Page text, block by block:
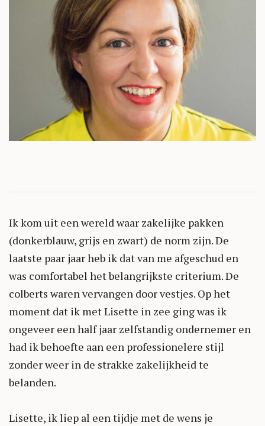
Ik kom uit een wereld waar zakelijke pakken
(donkerblauw, grijs en zwart) de norm zijn. De
laatste paar jaar heb ik dat van me afgeschud en
was comfortabel het belangrijkste criterium. De
colberts waren vervangen door vestjes. Op het
moment dat ik met Lisette in zee ging was ik
ongeveer een half jaar zelfstandig ondernemer en
had ik behoefte aan een professionelere stijl
zonder weer in de strakke zakelijkheid te
belanden.
Lisette, ik liep al een tijdje met de wens je